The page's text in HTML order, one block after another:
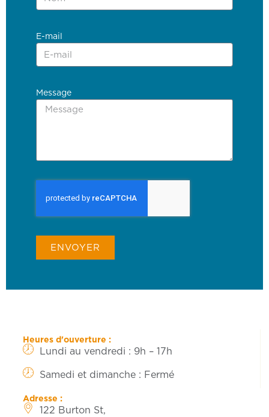
E-mail
Message
ENVOYER
Heures d'ouverture :
Lundi au vendredi : 9h – 17h
Samedi et dimanche : Fermé
Adresse :
122 Burton St,